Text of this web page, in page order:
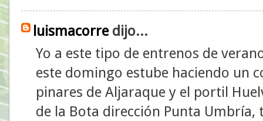
luismacorredijo...
Yo a este tipo de entrenos de
este domingo estube haciendo un
pinares de Aljaraque y el portil
de la Bota dirección Punta Umbría,